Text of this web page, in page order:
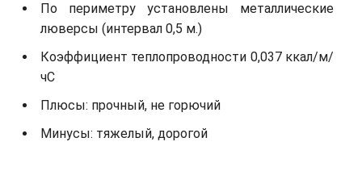
По периметру установлены металлические
люверсы (интервал 0,5 м.)
Коэффициент теплопроводности 0,037 ккал/м/
чС
Плюсы: прочный, не горючий
Минусы: тяжелый, дорогой